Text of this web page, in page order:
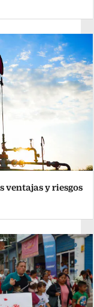
ventajas y riesgos